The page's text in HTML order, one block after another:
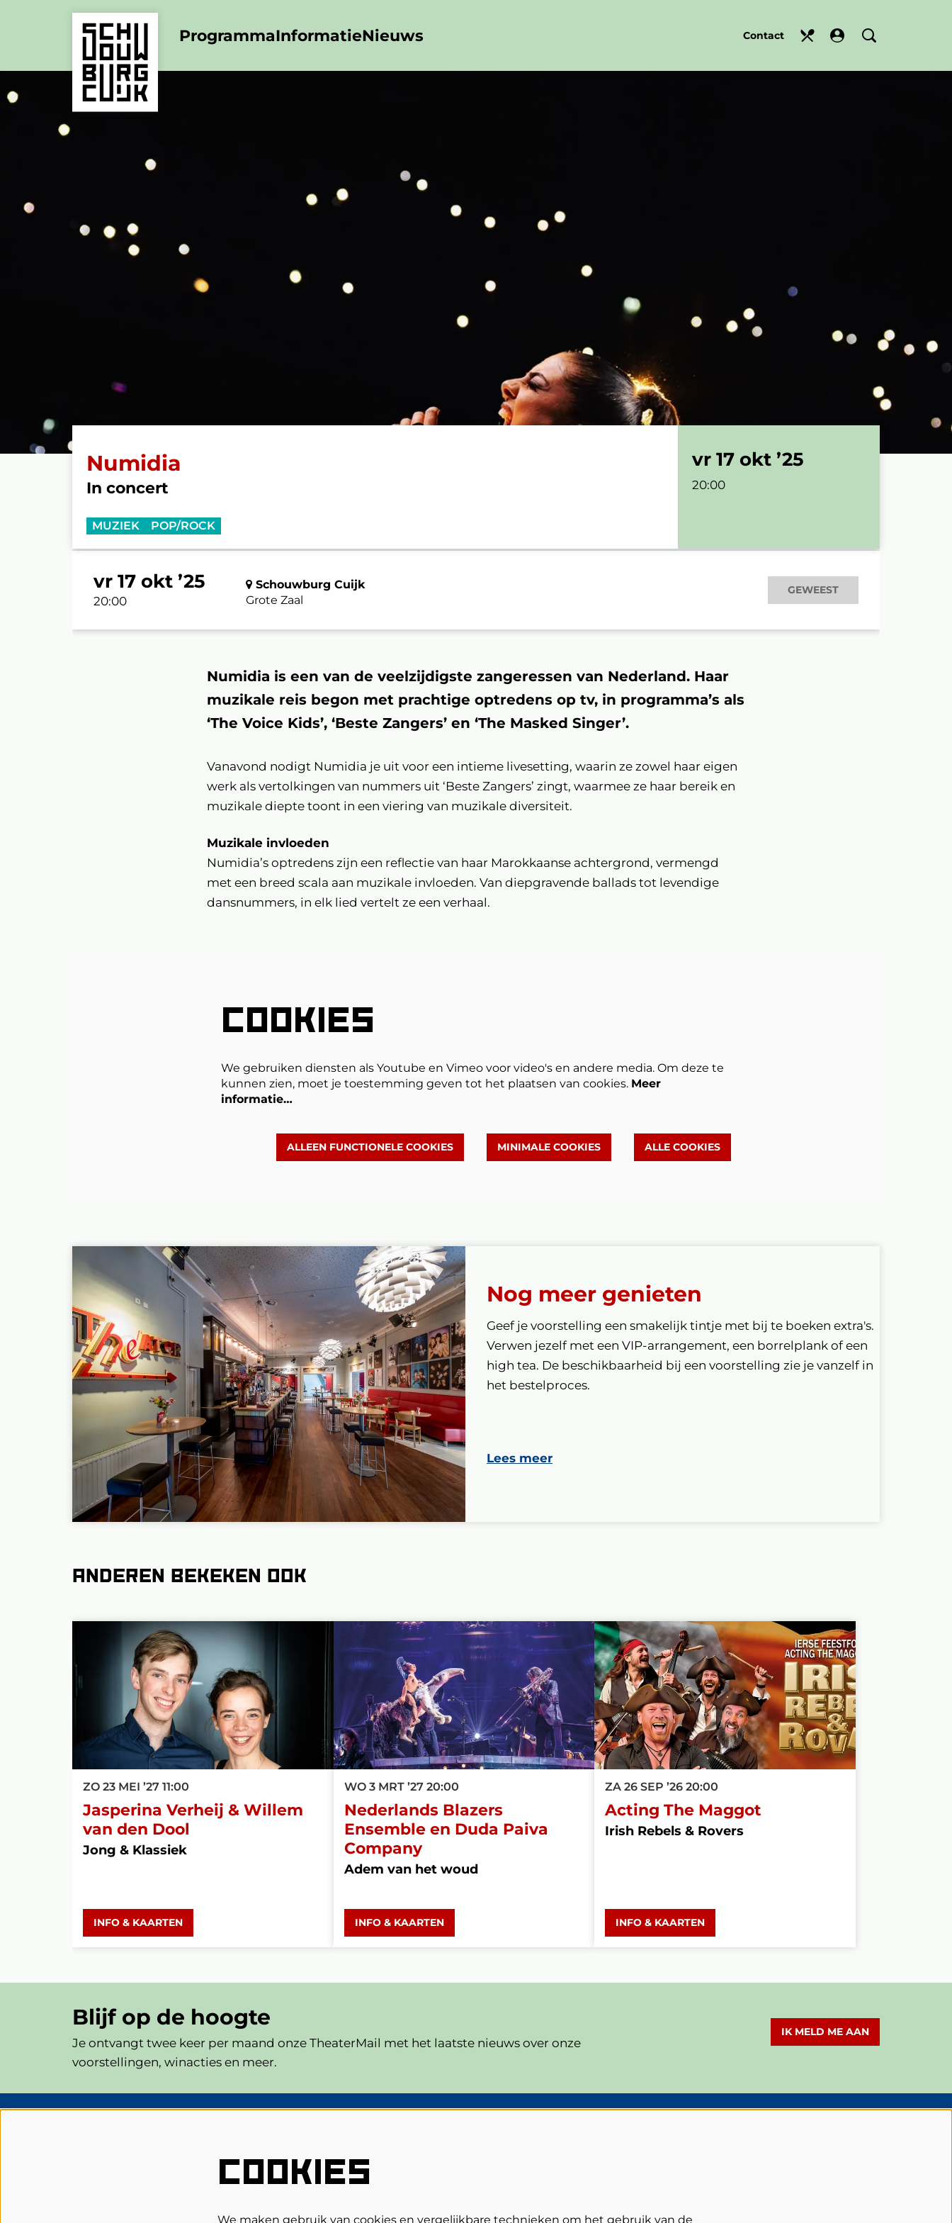
ProgrammaInformatieNieuws Contact
Numidia
In concert
MUZIEK POP/ROCK
vr 17 okt ’25
20:00
vr 17 okt ’25
20:00
Schouwburg Cuijk
Grote Zaal
GEWEEST
Numidia is een van de veelzijdigste zangeressen van Nederland. Haar
muzikale reis begon met prachtige optredens op tv, in programma’s als
‘The Voice Kids’, ‘Beste Zangers’ en ‘The Masked Singer’.
Vanavond nodigt Numidia je uit voor een intieme livesetting, waarin ze zowel haar eigen
werk als vertolkingen van nummers uit ‘Beste Zangers’ zingt, waarmee ze haar bereik en
muzikale diepte toont in een viering van muzikale diversiteit.
Muzikale invloeden
Numidia’s optredens zijn een reflectie van haar Marokkaanse achtergrond, vermengd
met een breed scala aan muzikale invloeden. Van diepgravende ballads tot levendige
dansnummers, in elk lied vertelt ze een verhaal.
COOKIES
We gebruiken diensten als Youtube en Vimeo voor video's en andere media. Om deze te
kunnen zien, moet je toestemming geven tot het plaatsen van cookies. Meer
informatie…
ALLEEN FUNCTIONELE COOKIES MINIMALE COOKIES ALLE COOKIES
Nog meer genieten
Geef je voorstelling een smakelijk tintje met bij te boeken extra's.
Verwen jezelf met een VIP-arrangement, een borrelplank of een
high tea. De beschikbaarheid bij een voorstelling zie je vanzelf in
het bestelproces.
Lees meer
Anderen bekeken ook
Jasperina Verheij & Willem
van den Dool
Jong & Klassiek
ZO 23 MEI ’27 11:00
INFO & KAARTEN
Nederlands Blazers
Ensemble en Duda Paiva
Company
Adem van het woud
WO 3 MRT ’27 20:00
INFO & KAARTEN
Acting The Maggot
Irish Rebels & Rovers
ZA 26 SEP ’2620:00
INFO & KAARTEN
Blijf op de hoogte
Je ontvangt twee keer per maand onze TheaterMail met het laatste nieuws over onze
voorstellingen, winacties en meer.
IK MELD ME AAN
Zaalplattegronden
Privacy, cookies & voorwaarden
ANBI
COOKIES
We maken gebruik van cookies en vergelijkbare technieken om het gebruik van de